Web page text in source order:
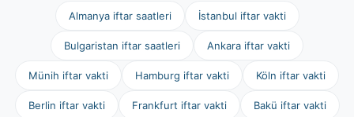
Almanya iftar saatleri İstanbul iftar vakti
Bulgaristan iftar saatleri Ankara iftar vakti
Münih iftar vakti Hamburg iftar vakti Köln iftar vakti
Berlin iftar vakti Frankfurt iftar vakti Bakü iftar vakti